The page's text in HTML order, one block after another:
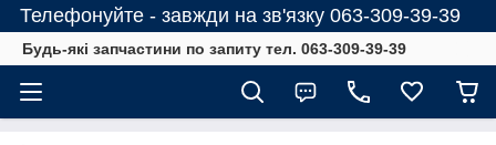
Телефонуйте - завжди на зв'язку 063-309-39-39
Будь-які запчастини по запиту тел. 063-309-39-39